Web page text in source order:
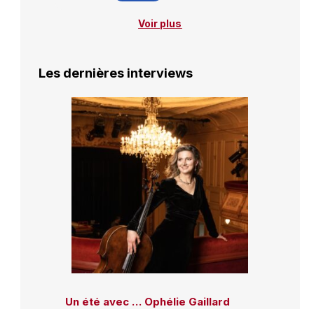
Voir plus
Les dernières interviews
Un été avec … Ophélie Gaillard